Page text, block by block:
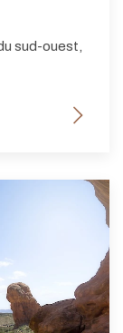
sud-ouest,